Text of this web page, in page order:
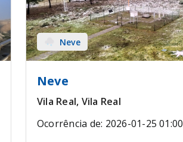
Neve
Neve
Vila Real, Vila Real
Ocorrência de: 2026-01-25 01:00